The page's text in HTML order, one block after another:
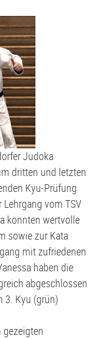
Judoka
dritten und letzten
Kyu-Prüfung
vom TSV
konnten wertvolle
sowie zur Kata
mit zufriedenen
haben die
abgeschlossen
3. Kyu (grün)
gezeigten